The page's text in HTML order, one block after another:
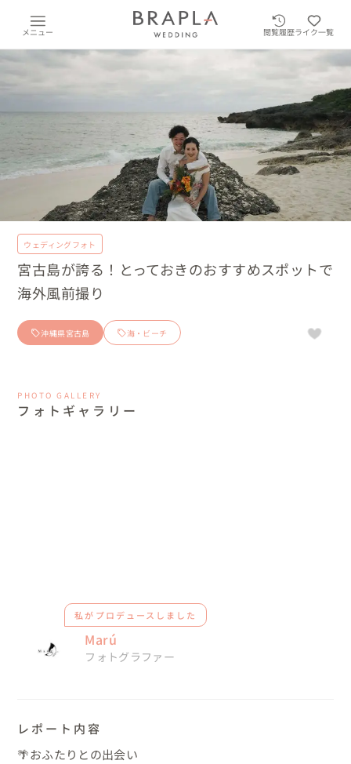
メニュー 閲覧履歴ライク一覧
ウェディングフォト
宮古島が誇る！とっておきのおすすめスポットで
海外風前撮り
沖縄県宮古島 海・ビーチ
PHOTO GALLERY
フォトギャラリー
私がプロデュースしました
Marú
フォトグラファー
レポート内容
🌴おふたりとの出会い